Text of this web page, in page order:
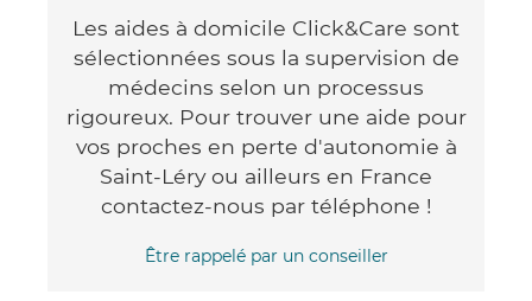
Les aides à domicile Click&Care sont
sélectionnées sous la supervision de
médecins selon un processus
rigoureux. Pour trouver une aide pour
vos proches en perte d'autonomie à
Saint-Léry ou ailleurs en France
contactez-nous par téléphone !
Être rappelé par un conseiller